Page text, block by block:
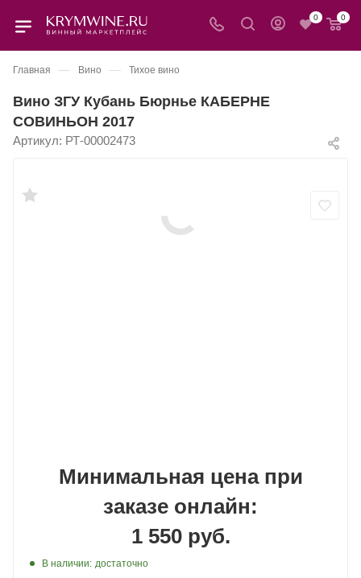
0 0
Главная — Вино — Тихое вино
Вино ЗГУ Кубань Бюрнье КАБЕРНЕ
СОВИНЬОН 2017
Артикул: РТ-00002473
Минимальная цена при
заказе онлайн:
1 550 руб.
В наличии: достаточно